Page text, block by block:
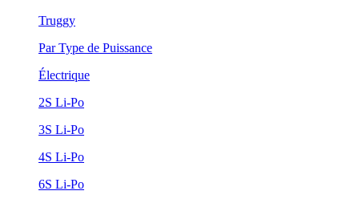
Truggy
Par Type de Puissance
Électrique
2S Li-Po
3S Li-Po
4S Li-Po
6S Li-Po